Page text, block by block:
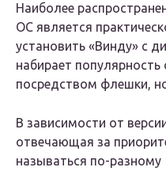
Наиболее
ОС является
установить «Винду» с
набирает
посредством флешки,
В зависимости от
отвечающая за
называться по-разному